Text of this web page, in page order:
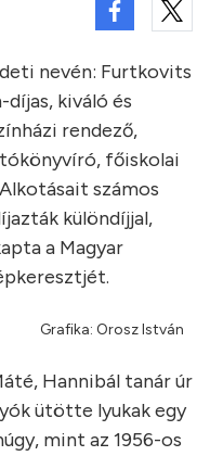
nevén: Furtkovits
kiváló és
rendező,
főiskolai
számos
különdíjjal,
a Magyar
Grafika: Orosz István
Hannibál tanár úr
ütötte lyukak egy
mint az 1956-os